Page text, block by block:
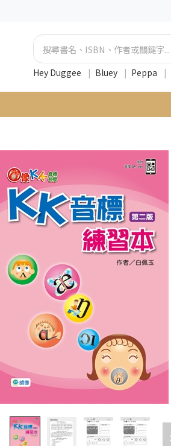
Hey Duggee | Bluey | Peppa |